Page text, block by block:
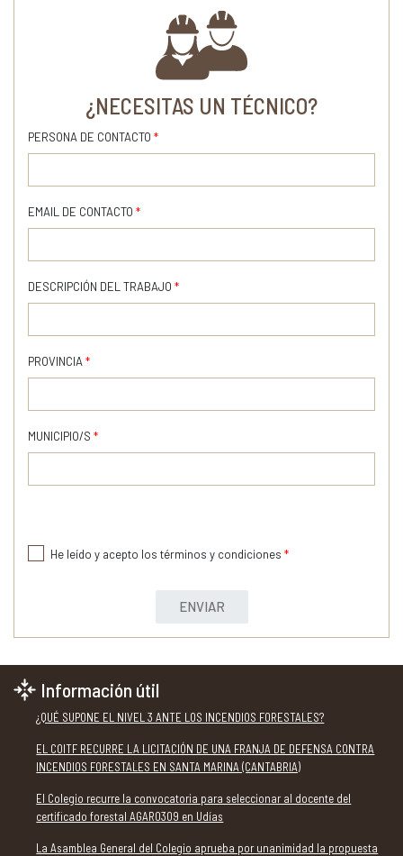
¿NECESITAS UN TÉCNICO?
PERSONA DE CONTACTO *
EMAIL DE CONTACTO *
DESCRIPCIÓN DEL TRABAJO *
PROVINCIA *
MUNICIPIO/S *
He leído y acepto los términos y condiciones *
ENVIAR
Información útil
¿QUÉ SUPONE EL NIVEL 3 ANTE LOS INCENDIOS FORESTALES?
EL COITF RECURRE LA LICITACIÓN DE UNA FRANJA DE DEFENSA CONTRA
INCENDIOS FORESTALES EN SANTA MARINA (CANTABRIA)
El Colegio recurre la convocatoria para seleccionar al docente del
certificado forestal AGAR0309 en Udías
La Asamblea General del Colegio aprueba por unanimidad la propuesta